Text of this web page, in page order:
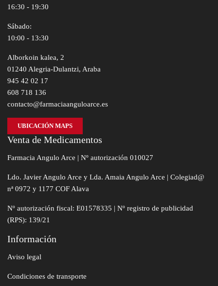
16:30 - 19:30
Sábado:
10:00 - 13:30
Alborkoin kalea, 2
01240 Alegria-Dulantzi, Araba
945 42 02 17
608 718 136
contacto@farmaciaanguloarce.es
UBICACIÓN MAPS
Venta de Medicamentos
Farmacia Angulo Arce | Nº autorización 010027
Ldo. Javier Angulo Arce y Lda. Amaia Angulo Arce | Colegiad@
nª 0972 y 1177 COF Alava
Nº autorización fiscal: E01578335 | Nº registro de publicidad
(RPS): 139/21
Información
Aviso legal
Condiciones de transporte